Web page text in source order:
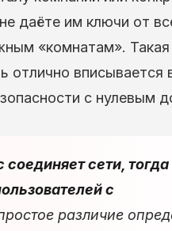
даёте им ключи от
«комнатам». Такая
отлично вписывается
с нулевым
соединяетсети,
с
различие